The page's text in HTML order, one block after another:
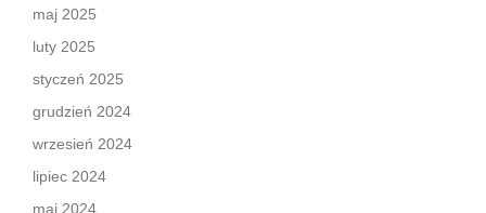
maj 2025
luty 2025
styczeń 2025
grudzień 2024
wrzesień 2024
lipiec 2024
maj 2024